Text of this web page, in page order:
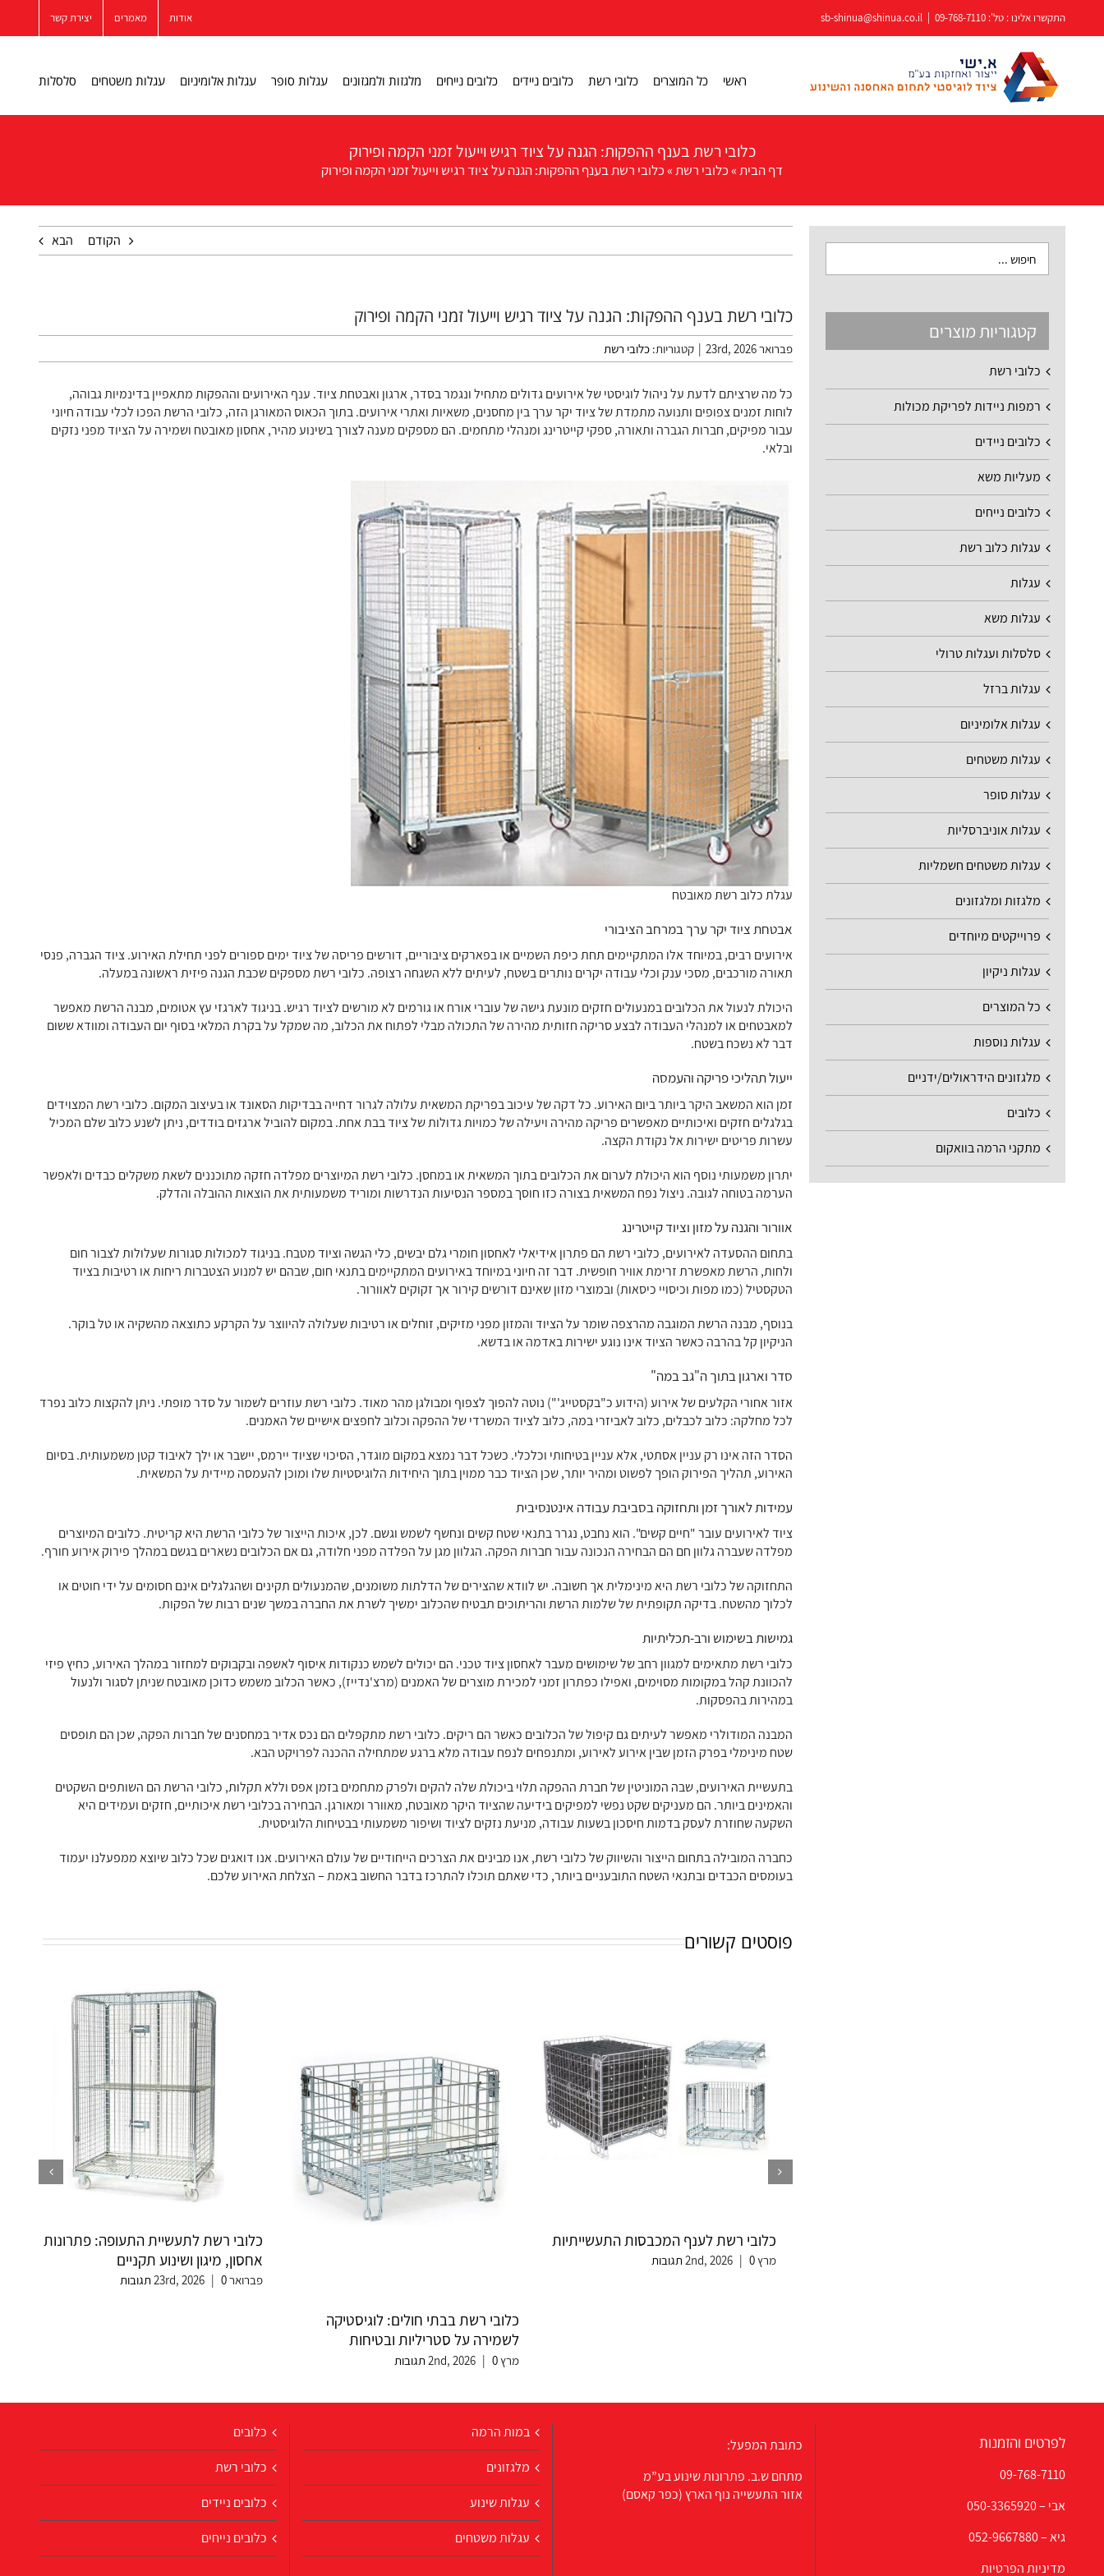
התקשרו אלינו : טל': 09-768-7110
sb-shinua@shinua.co.il אודות מאמרים יצירת קשר
ראשי כל המוצרים כלובי רשת כלובים ניידים כלובים נייחים מלגזות ולמגזונים עגלות סופר עגלות אלומיניום עגלות משטחים סלסלות
כלובי רשת בענף ההפקות: הגנה על ציוד רגיש וייעול זמני הקמה ופירוק
דף הבית»כלובי רשת»כלובי רשת בענף ההפקות: הגנה על ציוד רגיש וייעול זמני הקמה ופירוק
הקודם הבא
כלובי רשת בענף ההפקות: הגנה על ציוד רגיש וייעול זמני הקמה ופירוק
פברואר 23rd, 2026 | קטגוריות:כלובי רשת
כל מה שרציתם לדעת על ניהול לוגיסטי של אירועים גדולים מתחיל ונגמר בסדר, ארגון ואבטחת ציוד. ענף האירועים וההפקות מתאפיין בדינמיות גבוהה,
לוחות זמנים צפופים ותנועה מתמדת של ציוד יקר ערך בין מחסנים, משאיות ואתרי אירועים. בתוך הכאוס המאורגן הזה, כלובי הרשת הפכו לכלי עבודה חיוני
עבור מפיקים, חברות הגברה ותאורה, ספקי קייטרינג ומנהלי מתחמים. הם מספקים מענה לצורך בשינוע מהיר, אחסון מאובטח ושמירה על הציוד מפני נזקים
ובלאי.
עגלת כלוב רשת מאובטח
אבטחת ציוד יקר ערך במרחב הציבורי
אירועים רבים, במיוחד אלו המתקיימים תחת כיפת השמיים או בפארקים ציבוריים, דורשים פריסה של ציוד ימים ספורים לפני תחילת האירוע. ציוד הגברה, פנסי
תאורה מורכבים, מסכי ענק וכלי עבודה יקרים נותרים בשטח, לעיתים ללא השגחה רצופה. כלובי רשת מספקים שכבת הגנה פיזית ראשונה במעלה.
היכולת לנעול את הכלובים במנעולים חזקים מונעת גישה של עוברי אורח או גורמים לא מורשים לציוד רגיש. בניגוד לארגזי עץ אטומים, מבנה הרשת מאפשר
למאבטחים או למנהלי העבודה לבצע סריקה חזותית מהירה של התכולה מבלי לפתוח את הכלוב, מה שמקל על בקרת המלאי בסוף יום העבודה ומוודא ששום
דבר לא נשכח בשטח.
ייעול תהליכי פריקה והעמסה
זמן הוא המשאב היקר ביותר ביום האירוע. כל דקה של עיכוב בפריקת המשאית עלולה לגרור דחייה בבדיקות הסאונד או בעיצוב המקום. כלובי רשת המצוידים
בגלגלים חזקים ואיכותיים מאפשרים פריקה מהירה ויעילה של כמויות גדולות של ציוד בבת אחת. במקום להוביל ארגזים בודדים, ניתן לשנע כלוב שלם המכיל
עשרות פריטים ישירות אל נקודת הקצה.
יתרון משמעותי נוסף הוא היכולת לערום את הכלובים בתוך המשאית או במחסן. כלובי רשת המיוצרים מפלדה חזקה מתוכננים לשאת משקלים כבדים ולאפשר
הערמה בטוחה לגובה. ניצול נפח המשאית בצורה כזו חוסך במספר הנסיעות הנדרשות ומוריד משמעותית את הוצאות ההובלה והדלק.
אוורור והגנה על מזון וציוד קייטרינג
בתחום ההסעדה לאירועים, כלובי רשת הם פתרון אידיאלי לאחסון חומרי גלם יבשים, כלי הגשה וציוד מטבח. בניגוד למכולות סגורות שעלולות לצבור חום
ולחות, הרשת מאפשרת זרימת אוויר חופשית. דבר זה חיוני במיוחד באירועים המתקיימים בתנאי חום, שבהם יש למנוע הצטברות ריחות או רטיבות בציוד
הטקסטיל (כמו מפות וכיסויי כיסאות) ובמוצרי מזון שאינם דורשים קירור אך זקוקים לאוורור.
בנוסף, מבנה הרשת המוגבה מהרצפה שומר על הציוד והמזון מפני מזיקים, זוחלים או רטיבות שעלולה להיווצר על הקרקע כתוצאה מהשקיה או טל בוקר.
הניקיון קל בהרבה כאשר הציוד אינו נוגע ישירות באדמה או בדשא.
סדר וארגון בתוך ה"גב במה"
אזור אחורי הקלעים של אירוע (הידוע כ"בקסטייג'") נוטה להפוך לצפוף ומבולגן מהר מאוד. כלובי רשת עוזרים לשמור על סדר מופתי. ניתן להקצות כלוב נפרד
לכל מחלקה: כלוב לכבלים, כלוב לאביזרי במה, כלוב לציוד המשרדי של ההפקה וכלוב לחפצים אישיים של האמנים.
הסדר הזה אינו רק עניין אסתטי, אלא עניין בטיחותי וכלכלי. כשכל דבר נמצא במקום מוגדר, הסיכוי שציוד יירמס, יישבר או ילך לאיבוד קטן משמעותית. בסיום
האירוע, תהליך הפירוק הופך לפשוט ומהיר יותר, שכן הציוד כבר ממוין בתוך היחידות הלוגיסטיות שלו ומוכן להעמסה מיידית על המשאית.
עמידות לאורך זמן ותחזוקה בסביבת עבודה אינטנסיבית
ציוד לאירועים עובר "חיים קשים". הוא נחבט, נגרר בתנאי שטח קשים ונחשף לשמש וגשם. לכן, איכות הייצור של כלובי הרשת היא קריטית. כלובים המיוצרים
מפלדה שעברה גלוון חם הם הבחירה הנכונה עבור חברות הפקה. הגלוון מגן על הפלדה מפני חלודה, גם אם הכלובים נשארים בגשם במהלך פירוק אירוע חורף.
התחזוקה של כלובי רשת היא מינימלית אך חשובה. יש לוודא שהצירים של הדלתות משומנים, שהמנעולים תקינים ושהגלגלים אינם חסומים על ידי חוטים או
לכלוך מהשטח. בדיקה תקופתית של שלמות הרשת והריתוכים תבטיח שהכלוב ימשיך לשרת את החברה במשך שנים רבות של הפקות.
גמישות בשימוש ורב-תכליתיות
כלובי רשת מתאימים למגוון רחב של שימושים מעבר לאחסון ציוד טכני. הם יכולים לשמש כנקודות איסוף לאשפה ובקבוקים למחזור במהלך האירוע, כחיץ פיזי
להכוונת קהל במקומות מסוימים, ואפילו כפתרון זמני למכירת מוצרים של האמנים (מרצ'נדייז), כאשר הכלוב משמש כדוכן מאובטח שניתן לסגור ולנעול
במהירות בהפסקות.
המבנה המודולרי מאפשר לעיתים גם קיפול של הכלובים כאשר הם ריקים. כלובי רשת מתקפלים הם נכס אדיר במחסנים של חברות הפקה, שכן הם תופסים
שטח מינימלי בפרק הזמן שבין אירוע לאירוע, ומתנפחים לנפח עבודה מלא ברגע שמתחילה ההכנה לפרויקט הבא.
בתעשיית האירועים, שבה המוניטין של חברת ההפקה תלוי ביכולת שלה להקים ולפרק מתחמים בזמן אפס וללא תקלות, כלובי הרשת הם השותפים השקטים
והאמינים ביותר. הם מעניקים שקט נפשי למפיקים בידיעה שהציוד היקר מאובטח, מאוורר ומאורגן. הבחירה בכלובי רשת איכותיים, חזקים ועמידים היא
השקעה שחוזרת לעסק בדמות חיסכון בשעות עבודה, מניעת נזקים לציוד ושיפור משמעותי בבטיחות הלוגיסטית.
כחברה המובילה בתחום הייצור והשיווק של כלובי רשת, אנו מבינים את הצרכים הייחודיים של עולם האירועים. אנו דואגים שכל כלוב שיוצא ממפעלנו יעמוד
בעומסים הכבדים ובתנאי השטח התובעניים ביותר, כדי שאתם תוכלו להתרכז בדבר החשוב באמת – הצלחת האירוע שלכם.
פוסטים קשורים
כלובי רשת לענף המכבסות התעשייתיות
מרץ 2nd, 20260 תגובות
כלובי רשת בבתי חולים: לוגיסטיקה
לשמירה על סטריליות ובטיחות
מרץ 2nd, 2026 | 0 תגובות
כלובי רשת לתעשיית התעופה: פתרונות
אחסון, מיגון ושינוע תקניים
פברואר 23rd, 20260 תגובות
קטגוריות מוצרים
כלובי רשת
רמפות ניידות לפריקת מכולות
כלובים ניידים
מעליות משא
כלובים נייחים
עגלות כלוב רשת
עגלות
עגלות משא
סלסלות ועגלות טרולי
עגלות ברזל
עגלות אלומיניום
עגלות משטחים
עגלות סופר
עגלות אוניברסליות
עגלות משטחים חשמליות
מלגזות ומלגזונים
פרוייקטים מיוחדים
עגלות ניקיון
כל המוצרים
עגלות נוספות
מלגזונים הידראולים/ידניים
כלובים
מתקני הרמה בוואקום
לפרטים והזמנות
09-768-7110
אבי –050-3365920
גיא –052-9667880
מדיניות הפרטיות
כתובת המפעל:
מתחם ש.ב. פתרונות שינוע בע”מ
אזור התעשייה נוף הארץ (כפר קאסם)
במות הרמה
מלגזונים
עגלות שינוע
עגלות משטחים
כלובים
כלובי רשת
כלובים ניידים
כלובים נייחים